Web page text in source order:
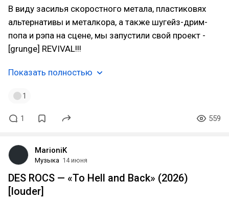
В виду засилья скоростного метала, пластиковях
альтернативы и металкора, а также шугейз-дрим-
попа и рэпа на сцене, мы запустили свой проект -
[grunge] REVIVAL!!!
Показать полностью
1
1 559
MarioniK
Музыка 14 июня
DES ROCS — «To Hell and Back» (2026)
[louder]